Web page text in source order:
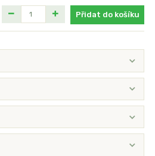
Přidat do košíku